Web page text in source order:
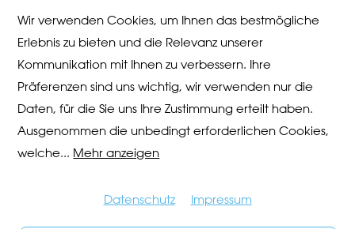
12.00 Uhr: Strassburg GRS Rhythmische Gymanstik
(Festzelt)
12.20 Uhr: Kinderchor "Les Colibris" (Festzelt)
12.45 Uhr: Centre choréographique de Strasbourg
(Festzelt)
13.0 Uhr: Musikschulen (Festzelt)
15.45 Uhr: Musikschulen (Münsterhof)
Wir verwenden Cookies, um Ihnen das bestmögliche
Erlebnis zu bieten und die Relevanz unserer
Kommunikation mit Ihnen zu verbessern. Ihre
Präferenzen sind uns wichtig, wir verwenden nur die
Daten, für die Sie uns Ihre Zustimmung erteilt haben.
Ausgenommen die unbedingt erforderlichen Cookies,
welche... Mehr anzeigen
Datenschutz Impressum